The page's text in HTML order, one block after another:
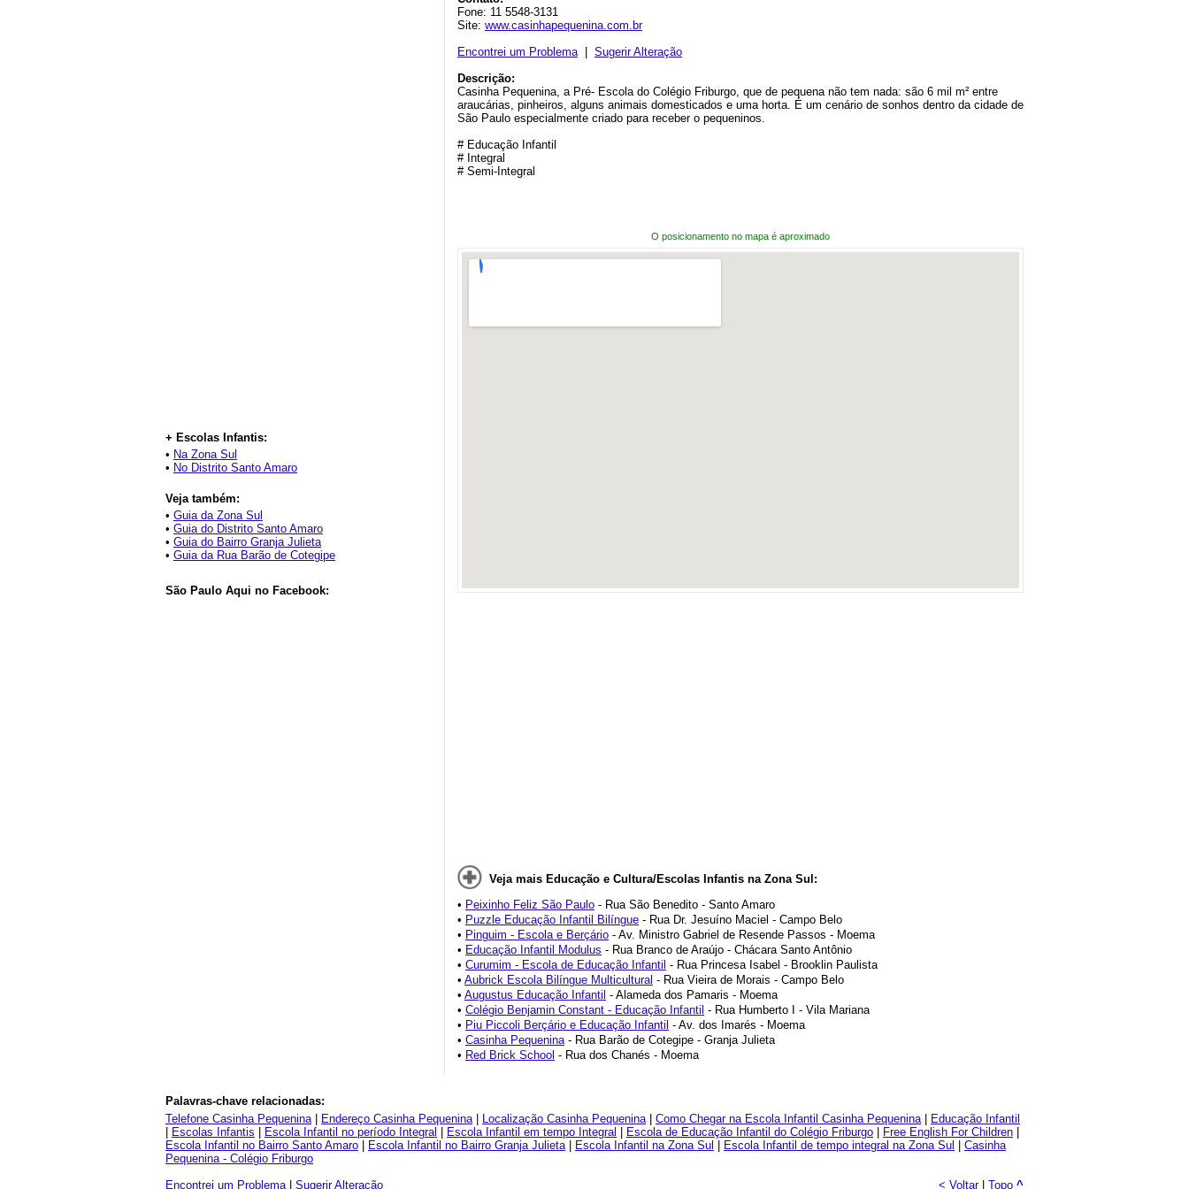
+ Escolas Infantis:
• Na Zona Sul
• No Distrito Santo Amaro
Veja também:
• Guia da Zona Sul
• Guia do Distrito Santo Amaro
• Guia do Bairro Granja Julieta
• Guia da Rua Barão de Cotegipe
São Paulo Aqui no Facebook:
Fone: 11 5548-3131
Site: www.casinhapequenina.com.br
Encontrei um Problema| Sugerir Alteração
Descrição:
Casinha Pequenina, a Pré- Escola do Colégio Friburgo, que de pequena não tem nada: são 6 mil m² entre
araucárias, pinheiros, alguns animais domesticados e uma horta. É um cenário de sonhos dentro da cidade de
São Paulo especialmente criado para receber o pequeninos.
# Educação Infantil
# Integral
# Semi-Integral
O posicionamento no mapa é aproximado
Veja mais Educação e Cultura/Escolas Infantis na Zona Sul:
• Peixinho Feliz São Paulo - Rua São Benedito - Santo Amaro
• Puzzle Educação Infantil Bilíngue - Rua Dr. Jesuíno Maciel - Campo Belo
• Pinguim - Escola e Berçário - Av. Ministro Gabriel de Resende Passos - Moema
• Educação Infantil Modulus - Rua Branco de Araújo - Chácara Santo Antônio
• Curumim - Escola de Educação Infantil - Rua Princesa Isabel - Brooklin Paulista
• Aubrick Escola Bilíngue Multicultural - Rua Vieira de Morais - Campo Belo
• Augustus Educação Infantil - Alameda dos Pamaris - Moema
• Colégio Benjamin Constant - Educação Infantil - Rua Humberto I - Vila Mariana
• Piu Piccoli Berçário e Educação Infantil - Av. dos Imarés - Moema
• Casinha Pequenina- Rua Barão de Cotegipe - Granja Julieta
• Red Brick School - Rua dos Chanés - Moema
Palavras-chave relacionadas:
Telefone Casinha Pequenina| Endereço Casinha Pequenina| Localização Casinha Pequenina| Como Chegar na Escola Infantil Casinha Pequenina|
Educação Infantil
Escolas Infantis Escola Infantil no período Integral Escola Infantil em tempo Integral Escola de Educação Infantil do Colégio Friburgo Free English For Children
Escola Infantil no Bairro Santo Amaro
Escola Infantil no Bairro Granja Julieta| Escola Infantil na Zona Sul Escola Infantil de tempo integral na Zona Sul
Casinha
Pequenina - Colégio Friburgo
Encontrei um Problema| Sugerir Alteração < Voltar| Topo ^